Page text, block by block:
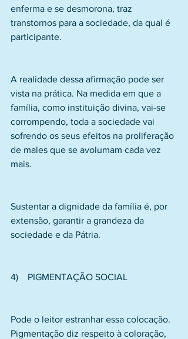
enferma e se desmorona, traz
transtornos para a sociedade, da qual é
participante.
A realidade dessa afirmação pode ser
vista na prática. Na medida em que a
família, como instituição divina, vai-se
corrompendo, toda a sociedade vai
sofrendo os seus efeitos na proliferação
de males que se avolumam cada vez
mais.
Sustentar a dignidade da família é, por
extensão, garantir a grandeza da
sociedade e da Pátria.
4)    PIGMENTAÇÃO SOCIAL
Pode o leitor estranhar essa colocação.
Pigmentação diz respeito à coloração,